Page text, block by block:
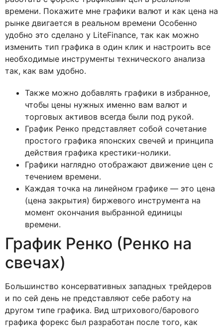
времени. Покажите мне графики валют и как цена на
рынке двигается в реальном времени Особенно
удобно это сделано у LiteFinance, так как можно
изменить тип графика в один клик и настроить все
необходимые инструменты технического анализа
так, как вам удобно.
Также можно добавлять графики в избранное,
чтобы цены нужных именно вам валют и
торговых активов всегда были под рукой.
График Ренко представляет собой сочетание
простого графика японских свечей и принципа
действия графика крестики-нолики.
Графики наглядно отображают движение цен с
течением времени.
Каждая точка на линейном графике — это цена
(цена закрытия) биржевого инструмента на
момент окончания выбранной единицы
времени.
График Ренко (Ренко на
свечах)
Большинство консервативных западных трейдеров
и по сей день не представляют себе работу на
другом типе графика. Вид штрихового/барового
графика форекс был разработан после того, как